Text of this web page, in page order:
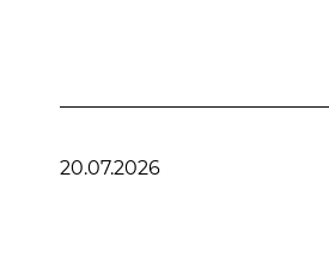
20.07.2026